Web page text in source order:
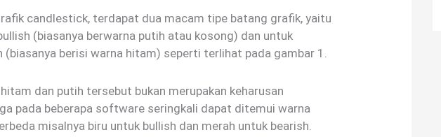
candlestick, terdapat dua macam tipe batang grafik, yaitu
(biasanya berwarna putih atau kosong) dan untuk
(biasanya berisi warna hitam) seperti terlihat pada gambar 1.
dan putih tersebut bukan merupakan keharusan
pada beberapa software seringkali dapat ditemui warna
misalnya biru untuk bullish dan merah untuk bearish.